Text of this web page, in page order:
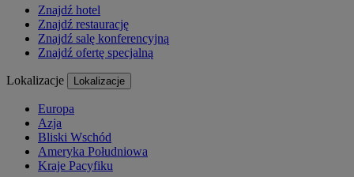
Znajdź hotel
Znajdź restaurację
Znajdź salę konferencyjną
Znajdź ofertę specjalną
Lokalizacje Lokalizacje
Europa
Azja
Bliski Wschód
Ameryka Południowa
Kraje Pacyfiku